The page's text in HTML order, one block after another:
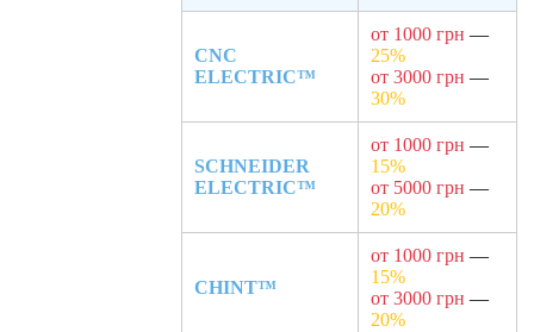
CNC
ELECTRIC™
от 1000 грн —
25%
от 3000 грн —
30%
SCHNEIDER
ELECTRIC™
от 1000 грн —
15%
от 5000 грн —
20%
CHINT™
от 1000 грн —
15%
от 3000 грн —
20%